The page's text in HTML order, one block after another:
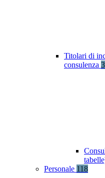
Titolari di
consulenza
Personale 118